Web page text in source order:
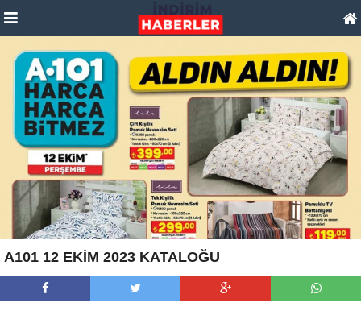
A101 12 EKİM 2023 KATALOĞU